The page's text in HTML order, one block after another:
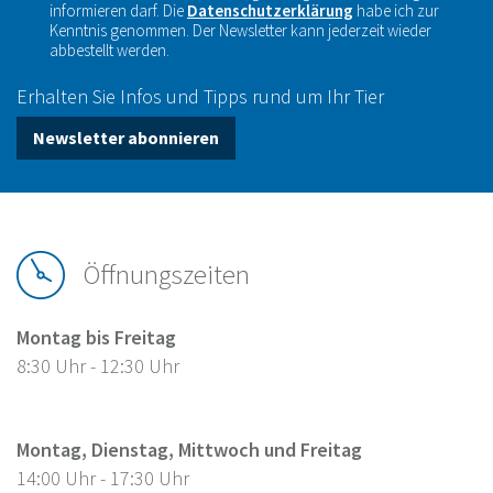
informieren darf. Die Datenschutzerklärung habe ich zur
Kenntnis genommen. Der Newsletter kann jederzeit wieder
abbestellt werden.
Erhalten Sie Infos und Tipps rund um Ihr Tier
Newsletter abonnieren
Öffnungszeiten
Montag bis Freitag
8:30 Uhr - 12:30 Uhr
Montag, Dienstag, Mittwoch und Freitag
14:00 Uhr - 17:30 Uhr